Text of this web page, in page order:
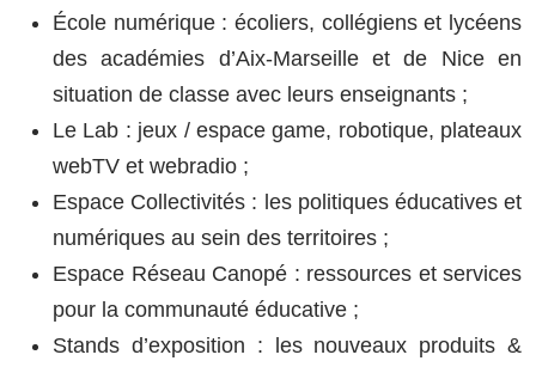
École numérique : écoliers, collégiens et lycéens
des académies d’Aix-Marseille et de Nice en
situation de classe avec leurs enseignants ;
Le Lab : jeux / espace game, robotique, plateaux
webTV et webradio ;
Espace Collectivités : les politiques éducatives et
numériques au sein des territoires ;
Espace Réseau Canopé : ressources et services
pour la communauté éducative ;
Stands d’exposition : les nouveaux produits &